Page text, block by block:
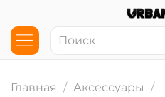
Главная Аксессуары